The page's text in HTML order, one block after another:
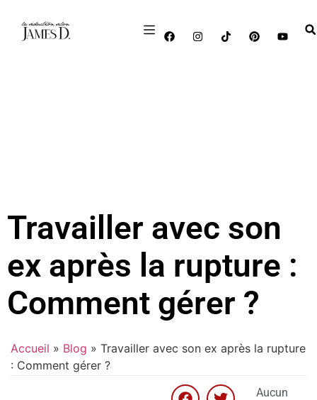
Travailler avec son
ex après la rupture :
Comment gérer ?
Accueil » Blog » Travailler avec son ex après la rupture
: Comment gérer ?
Aucun